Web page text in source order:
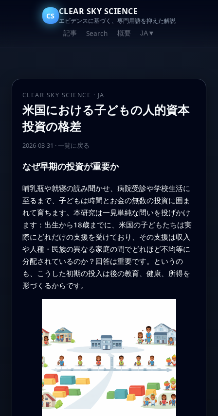
CS CLEAR SKY SCIENCE
エビデンスに基づく、専門用語を抑えた解説
記事 Search 概要 JA▼
CLEAR SKY SCIENCE · JA
米国における子どもの人的資本
投資の格差
2026-03-31 · 一覧に戻る
なぜ早期の投資が重要か
哺乳瓶や就寝の読み聞かせ、病院受診や学校生活に
至るまで、子どもは時間とお金の無数の投資に囲ま
れて育ちます。本研究は一見単純な問いを投げかけ
ます：出生から18歳までに、米国の子どもたちは実
際にどれだけの支援を受けており、その支援は収入
や人種・民族の異なる家庭の間でどれほど不均等に
分配されているのか？回答は重要です。というの
も、こうした初期の投入は後の教育、健康、所得を
形づくるからです。